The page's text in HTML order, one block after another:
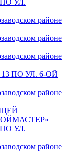
УЛ.
районе
районе
районе
ПО УЛ. 6-ОЙ
районе
УЛ.
районе